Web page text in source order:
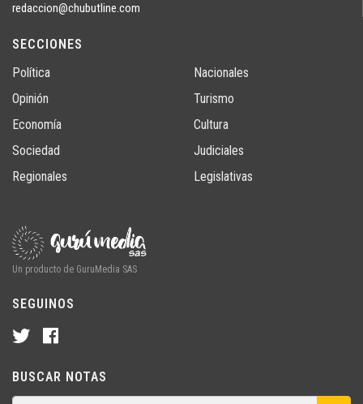
redaccion@chubutline.com
SECCIONES
Política
Opinión
Economía
Sociedad
Regionales
Nacionales
Turismo
Cultura
Judiciales
Legislativas
Un producto de GuruMedia SAS
SEGUINOS
BUSCAR NOTAS